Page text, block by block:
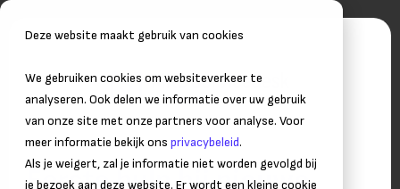
Deze website maakt gebruik van cookies
We gebruiken cookies om websiteverkeer te
analyseren. Ook delen we informatie over uw gebruik
van onze site met onze partners voor analyse. Voor
meer informatie bekijk ons privacybeleid.
Als je weigert, zal je informatie niet worden gevolgd bij
je bezoek aan deze website. Er wordt een kleine cookie
Eerste hulp bij nieuwe